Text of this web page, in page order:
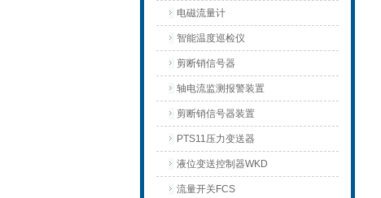
电磁流量计
智能温度巡检仪
剪断销信号器
轴电流监测报警装置
剪断销信号器装置
PTS11压力变送器
液位变送控制器WKD
流量开关FCS